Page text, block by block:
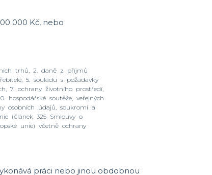
000 Kč, nebo
trhů, 2. daně z příjmů
5. souladu s požadavky
7. ochrany životního prostředí,
soutěže, veřejných
osobních údajů, soukromí a
(článek 325 Smlouvy o
unie) včetně ochrany
práci nebo jinou obdobnou